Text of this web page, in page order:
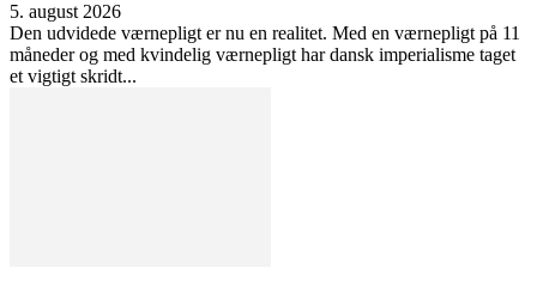
5. august 2026
Den udvidede værnepligt er nu en realitet. Med en værnepligt på 11
måneder og med kvindelig værnepligt har dansk imperialisme taget
et vigtigt skridt...